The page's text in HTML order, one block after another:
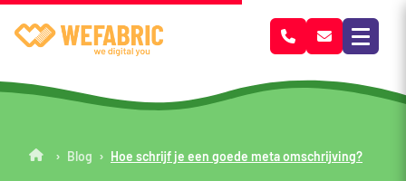
› Blog › Hoe schrijf je een goede meta omschrijving?